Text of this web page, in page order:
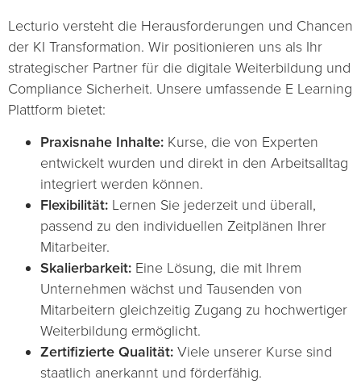
Lecturio versteht die Herausforderungen und Chancen
der KI Transformation. Wir positionieren uns als Ihr
strategischer Partner für die digitale Weiterbildung und
Compliance Sicherheit. Unsere umfassende E Learning
Plattform bietet:
Praxisnahe Inhalte: Kurse, die von Experten
entwickelt wurden und direkt in den Arbeitsalltag
integriert werden können.
Flexibilität: Lernen Sie jederzeit und überall,
passend zu den individuellen Zeitplänen Ihrer
Mitarbeiter.
Skalierbarkeit: Eine Lösung, die mit Ihrem
Unternehmen wächst und Tausenden von
Mitarbeitern gleichzeitig Zugang zu hochwertiger
Weiterbildung ermöglicht.
Zertifizierte Qualität: Viele unserer Kurse sind
staatlich anerkannt und förderfähig.